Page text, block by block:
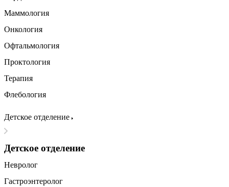
Маммология
Онкология
Офтальмология
Проктология
Терапия
Флебология
Детское отделение
Детское отделение
Невролог
Гастроэнтеролог